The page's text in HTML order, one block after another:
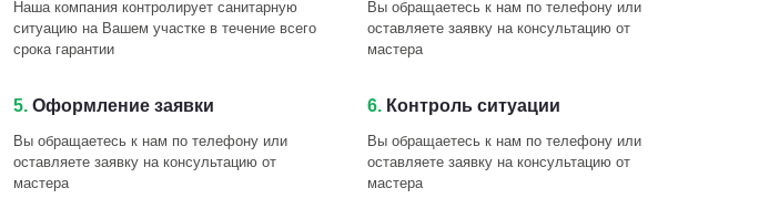
Наша компания контролирует санитарную
ситуацию на Вашем участке в течение всего
срока гарантии
Вы обращаетесь к нам по телефону или
оставляете заявку на консультацию от
мастера
5. Оформление заявки
Вы обращаетесь к нам по телефону или
оставляете заявку на консультацию от
мастера
6. Контроль ситуации
Вы обращаетесь к нам по телефону или
оставляете заявку на консультацию от
мастера